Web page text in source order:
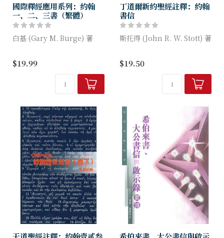
國際釋經應用系列：約翰
一、二、三書（繁體）
白基 (Gary M. Burge) 著
端，使徒約翰力斥這些錯謬思
想，教導信徒辯明真道並在教
會分裂中如何自處，又勉勵他
$19.99
丁道爾新約聖經註釋：約翰
書信
斯托得 (John R. W. Stott) 著
深獲好評，被喻為「無價之
寶」，值得華人教會在聖經導
讀上推廣使用，建立良好的讀
$19.50